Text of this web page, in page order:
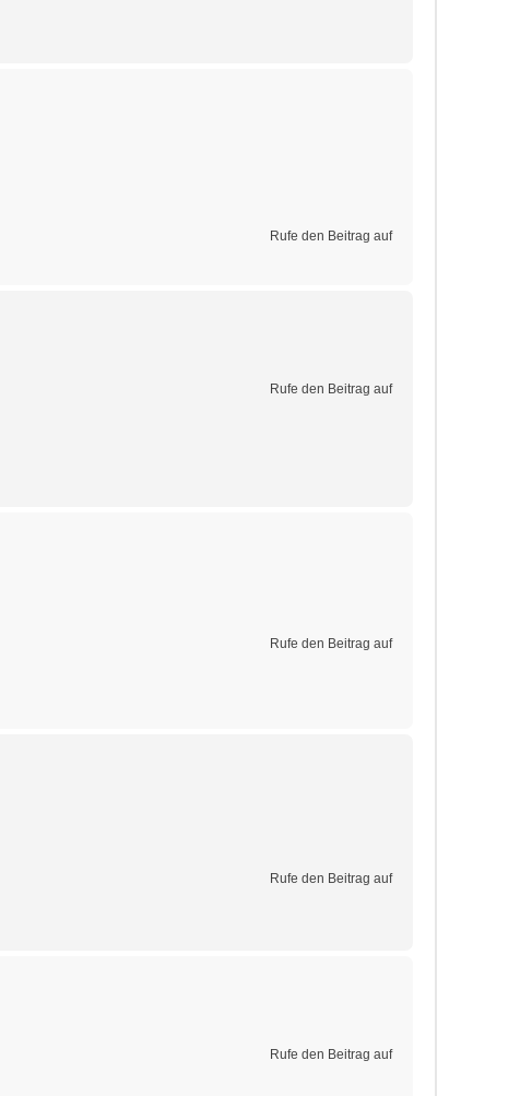
Rufe den Beitrag auf
Rufe den Beitrag auf
Rufe den Beitrag auf
Rufe den Beitrag auf
Rufe den Beitrag auf